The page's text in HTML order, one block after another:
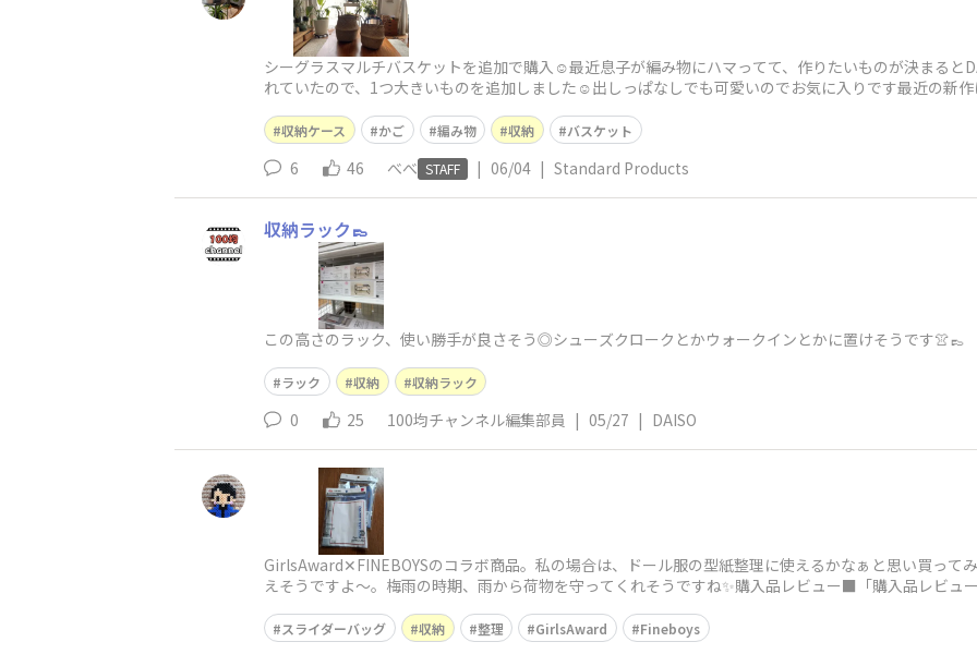
シーグラスマルチバスケットを追加で購入☺️最近息子が編み物にハマってて、作りたいものが決まると
れていたので、1つ大きいものを追加しました☺️​出しっぱなしでも可愛いのでお気に入りです​最近の新
収納ケース かご 編み物 収納 バスケット
6 46 べべ STAFF | 06/04 | Standard Products
収納ラック👞
この高さのラック、使い勝手が良さそう◎シューズクロークとかウォークインとかに置けそうです👚👞
ラック 収納 収納ラック
0 25 100均チャンネル編集部員 | 05/27 | DAISO
GirlsAward✕FINEBOYSのコラボ商品。私の場合は、ドール服の型紙整理に使えるかなぁと思い買っ
えそうですよ～。梅雨の時期、雨から荷物を守ってくれそうですね✨購入品レビュー■「購入品レビ
スライダーバッグ 収納 整理 GirlsAward Fineboys